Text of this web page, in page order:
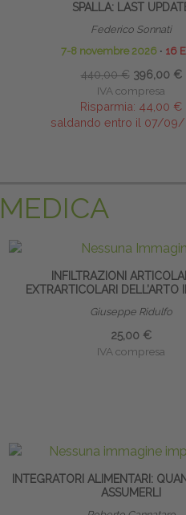
SPALLA: LAST
Federico Sonnati
7-8 novembre 2026 ∙ 16
440,00 € 396,00 €
IVA compresa
Risparmia: 44,00 €
saldando entro il 07/
INFILTRAZIONI
EXTRARTICOLARI DELL’ARTO
Giuseppe Ridulfo
25,00 €
IVA compresa
INTEGRATORI ALIMENTARI:
ASSUMERLI